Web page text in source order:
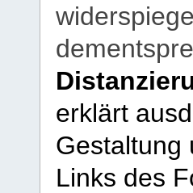
erklärt
Gestaltung
Links des